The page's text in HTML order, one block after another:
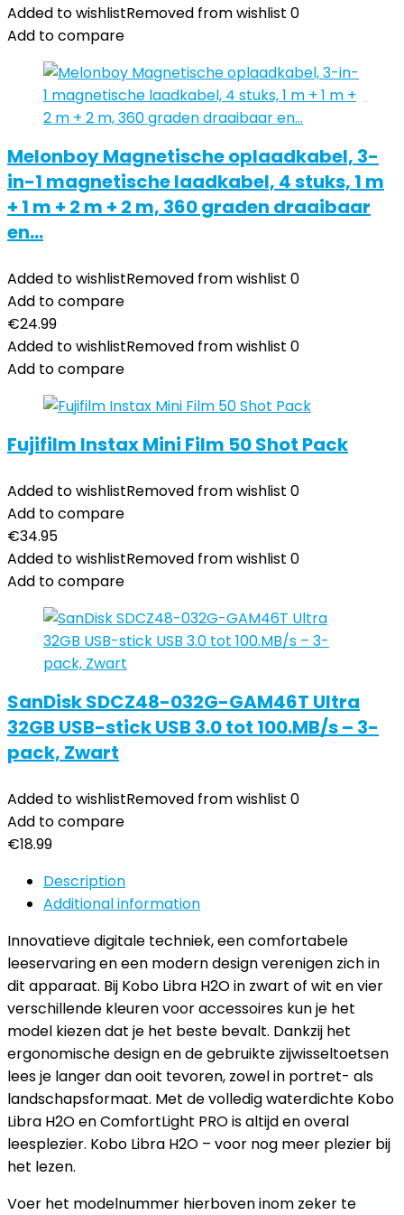
Added to wishlistRemoved from wishlist 0
Add to compare
Melonboy Magnetische oplaadkabel, 3-
in-1 magnetische laadkabel, 4 stuks, 1 m
+ 1 m + 2 m + 2 m, 360 graden draaibaar
en…
Added to wishlistRemoved from wishlist 0
Add to compare
€24.99
Added to wishlistRemoved from wishlist 0
Add to compare
Fujifilm Instax Mini Film 50 Shot Pack
Added to wishlistRemoved from wishlist 0
Add to compare
€34.95
Added to wishlistRemoved from wishlist 0
Add to compare
SanDisk SDCZ48-032G-GAM46T Ultra
32GB USB-stick USB 3.0 tot 100.MB/s – 3-
pack, Zwart
Added to wishlistRemoved from wishlist 0
Add to compare
€18.99
Description
Additional information
Innovatieve digitale techniek, een comfortabele
leeservaring en een modern design verenigen zich in
dit apparaat. Bij Kobo Libra H2O in zwart of wit en vier
verschillende kleuren voor accessoires kun je het
model kiezen dat je het beste bevalt. Dankzij het
ergonomische design en de gebruikte zijwisseltoetsen
lees je langer dan ooit tevoren, zowel in portret- als
landschapsformaat. Met de volledig waterdichte Kobo
Libra H2O en ComfortLight PRO is altijd en overal
leesplezier. Kobo Libra H2O – voor nog meer plezier bij
het lezen.
Voer het modelnummer hierboven inom zeker te